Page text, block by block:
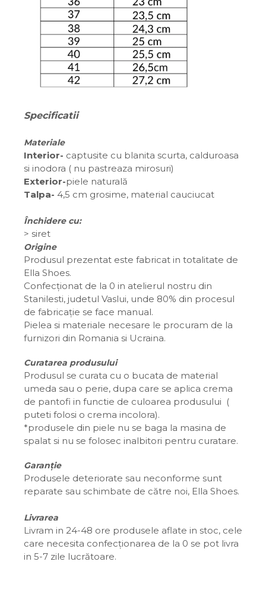
Specificatii
Materiale
Interior- captusite cu blanita scurta, calduroasa
si inodora ( nu pastreaza mirosuri)
Exterior-piele naturală
Talpa- 4,5 cm grosime, material cauciucat
Închidere cu:
> siret
Origine
Produsul prezentat este fabricat in totalitate de
Ella Shoes.
Confecționat de la 0 in atelierul nostru din
Stanilesti, judetul Vaslui, unde 80% din procesul
de fabricație se face manual.
Pielea si materiale necesare le procuram de la
furnizori din Romania si Ucraina.
Curatarea produsului
Produsul se curata cu o bucata de material
umeda sau o perie, dupa care se aplica crema
de pantofi in functie de culoarea produsului (
puteti folosi o crema incolora).
*produsele din piele nu se baga la masina de
spalat si nu se folosec inalbitori pentru curatare.
Garanție
Produsele deteriorate sau neconforme sunt
reparate sau schimbate de către noi, Ella Shoes.
Livrarea
Livram in 24-48 ore produsele aflate in stoc, cele
care necesita confecționarea de la 0 se pot livra
in 5-7 zile lucrătoare.